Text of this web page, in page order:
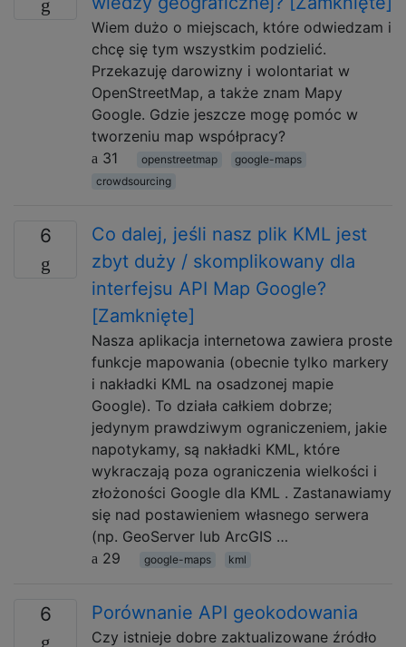
Wiem dużo o miejscach, które odwiedzam i
chcę się tym wszystkim podzielić.
Przekazuję darowizny i wolontariat w
OpenStreetMap, a także znam Mapy
Google. Gdzie jeszcze mogę pomóc w
tworzeniu map współpracy?
31
openstreetmap
google-maps
crowdsourcing
6
Co dalej, jeśli nasz plik KML jest
zbyt duży / skomplikowany dla
interfejsu API Map Google?
[Zamknięte]
Nasza aplikacja internetowa zawiera proste
funkcje mapowania (obecnie tylko markery
i nakładki KML na osadzonej mapie
Google). To działa całkiem dobrze;
jedynym prawdziwym ograniczeniem, jakie
napotykamy, są nakładki KML, które
wykraczają poza ograniczenia wielkości i
złożoności Google dla KML . Zastanawiamy
się nad postawieniem własnego serwera
(np. GeoServer lub ArcGIS …
29
google-maps kml
6 Porównanie API geokodowania
Czy istnieje dobre zaktualizowane źródło